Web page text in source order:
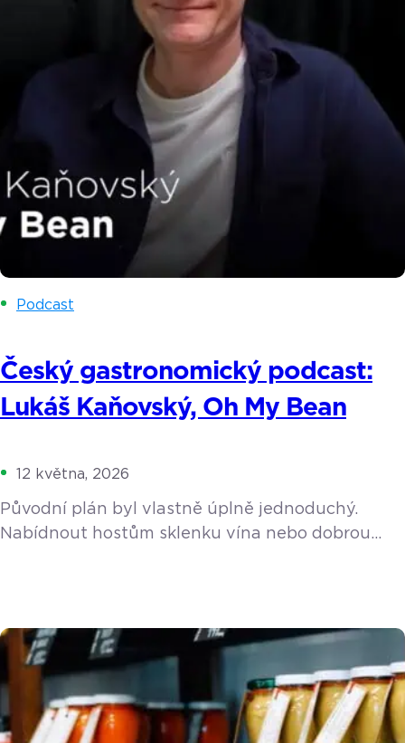
Podcast
Český gastronomický podcast:
Lukáš Kaňovský, Oh My Bean
12 května, 2026
Původní plán byl vlastně úplně jednoduchý.
Nabídnout hostům sklenku vína nebo dobrou
postupně propadl kouzlu pražení, spadl do
pomyslné kávové králičí nory a vybudoval
v Luhačovicích koncept, který dalece přesahuje
hranice malého města. Během rozhovoru jsme
prošli jeho cestu […]